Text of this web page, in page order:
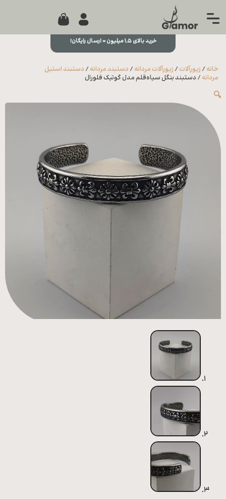
جستجو...
مجله
0
خرید بالای ۱,۵ میلیون = ارسال رایگان!
خانه / زیورآلات / زیورآلات مردانه / دستبند مردانه / دستبند استیل
مردانه / دستبند بنگل سیاه‌قلم مدل گوتیک فلورال
🔍